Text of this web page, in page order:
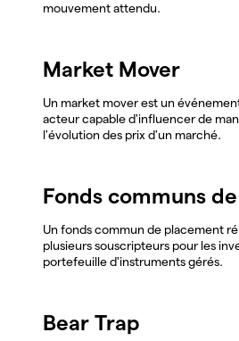
mouvement attendu.
Market Mover
Un market mover est un
acteur capable d'influencer de
l'évolution des prix d'un marché.
Fonds communs
Un fonds commun de placement
plusieurs souscripteurs pour les
portefeuille d'instruments gérés.
Bear Trap